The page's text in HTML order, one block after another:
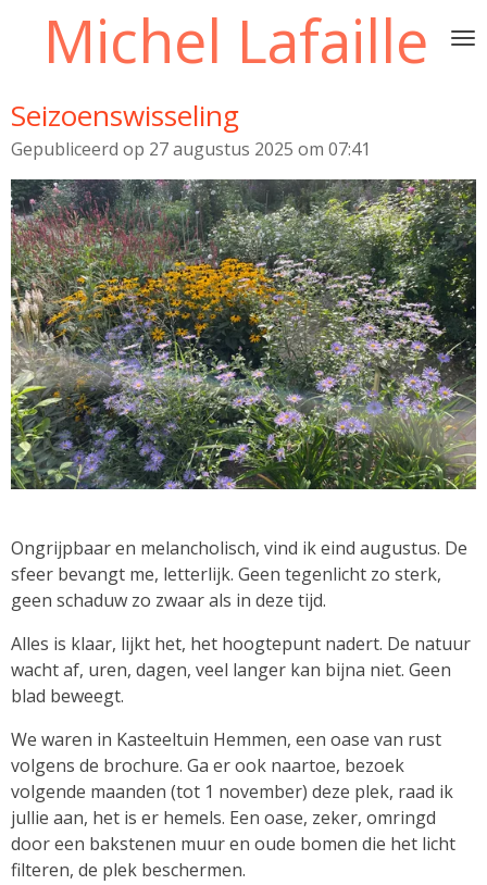
hoofdinhoud
Michel Lafaille
Seizoenswisseling
Gepubliceerd op 27 augustus 2025 om 07:41
Ongrijpbaar en melancholisch, vind ik eind augustus. De
sfeer bevangt me, letterlijk. Geen tegenlicht zo sterk,
geen schaduw zo zwaar als in deze tijd.
Alles is klaar, lijkt het, het hoogtepunt nadert. De natuur
wacht af, uren, dagen, veel langer kan bijna niet. Geen
blad beweegt.
We waren in Kasteeltuin Hemmen, een oase van rust
volgens de brochure. Ga er ook naartoe, bezoek
volgende maanden (tot 1 november) deze plek, raad ik
jullie aan, het is er hemels. Een oase, zeker, omringd
door een bakstenen muur en oude bomen die het licht
filteren, de plek beschermen.